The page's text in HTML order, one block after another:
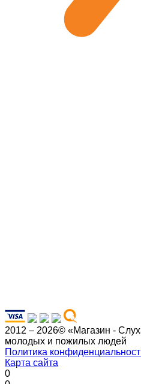
2012 – 2026© «Магазин -
молодых и пожилых людей
Политика
Карта сайта
0